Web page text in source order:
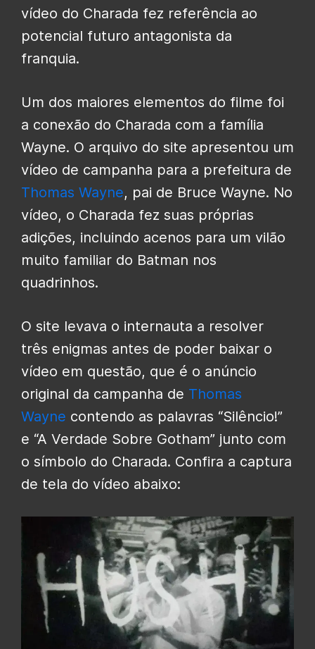
vídeo do Charada fez referência ao
potencial futuro antagonista da
franquia.
Um dos maiores elementos do filme foi
a conexão do Charada com a família
Wayne. O arquivo do site apresentou um
vídeo de campanha para a prefeitura de
Thomas Wayne, pai de Bruce Wayne. No
vídeo, o Charada fez suas próprias
adições, incluindo acenos para um vilão
muito familiar do Batman nos
quadrinhos.
O site levava o internauta a resolver
três enigmas antes de poder baixar o
vídeo em questão, que é o anúncio
original da campanha de Thomas
Wayne contendo as palavras “Silêncio!”
e “A Verdade Sobre Gotham” junto com
o símbolo do Charada. Confira a captura
de tela do vídeo abaixo: